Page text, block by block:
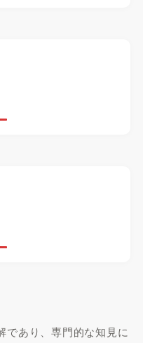
であり、専門的な知見に